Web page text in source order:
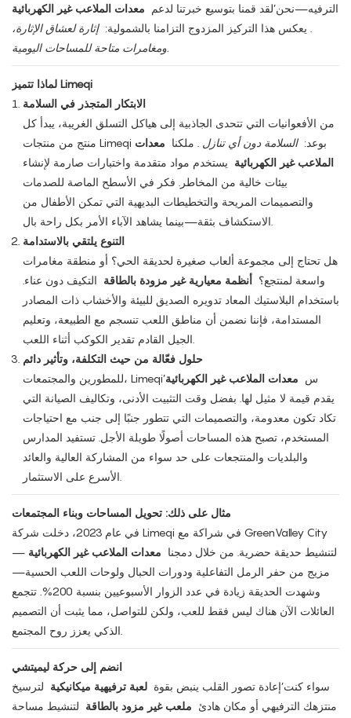
الترفيه—نحن’لقد قمنا بتوسيع خبرتنا لدعم
معدات الملاعب غير الكهربائية
. يعكس هذا التركيز المزدوج التزامنا بالشمولية: إثارة لعشاق الإثارة،
ومغامرات متاحة للمساحات اليومية.
لماذا تتميز Limeqi
الابتكار المتجذر في السلامة
من الأفعوانيات التي تتحدى الجاذبية إلى هياكل التسلق الغريبة، يبدأ كل
منتج من منتجات Limeqi بوعد: السلامة دون أي تنازل . ملكنا معدات
الملاعب غير الكهربائية يستخدم مواد متقدمة واختبارات صارمة لإنشاء
بيئات خالية من المخاطر. فكر في الأسطح الماصة للصدمات
والتصميمات المريحة والتخطيطات البديهية التي تمكن الأطفال من
التنوع يلتقي بالاستدامة
هل تحتاج إلى مجموعة ألعاب صغيرة لحديقة الحي؟ أو منطقة مغامرات
واسعة لمنتجع؟ أنظمة معيارية غير مزودة بالطاقة التكيف دون عناء.
باستخدام البلاستيك المعاد تدويره الصديق للبيئة والأخشاب ذات المصادر
المستدامة، فإننا نضمن أن مناطق اللعب تنسجم مع الطبيعة، وتعليم
حلول فعّالة من حيث التكلفة، وتأثير دائم
للمطورين والمجتمعات، Limeqi’س معدات الملاعب غير الكهربائية
يقدم قيمة لا مثيل لها. بفضل وقت التثبيت الأدنى، وتكاليف الصيانة التي
تكاد تكون معدومة، والتصميمات التي تتطور جنبًا إلى جنب مع احتياجات
المستخدم، تصبح هذه المساحات أصولًا طويلة الأجل. تستفيد المدارس
والبلديات والمنتجعات على حد سواء من المشاركة العالية والعائد
مثال على ذلك: تحويل المساحات وبناء المجتمعات
في عام 2023، دخلت شركة Limeqi في شراكة مع GreenValley City
لتنشيط حديقة حضرية. من خلال دمجنا معدات الملاعب غير الكهربائية —
مزيج من حفر الرمل التفاعلية ودورات الحبال ولوحات اللعب الحسية—
وشهدت الحديقة زيادة في عدد الزوار الأسبوعيين بنسبة 200%. تتجمع
العائلات الآن هناك ليس فقط للعب، ولكن للتواصل، مما يثبت أن التصميم
انضم إلى حركة ليميتشي
سواء كنت’إعادة تصور القلب ينبض بقوة لعبة ترفيهية ميكانيكية لترسيخ
منتزهك الترفيهي أو مكان هادئ ملعب غير مزود بالطاقة لتنشيط مساحة